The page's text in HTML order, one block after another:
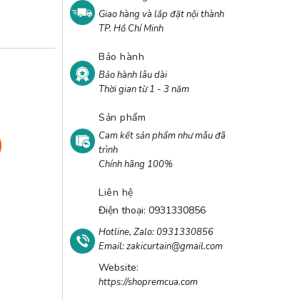
Giao hàng và lắp đặt nội thành
TP. Hồ Chí Minh
Bảo hành
Bảo hành lâu dài
Thời gian từ 1 - 3 năm
Sản phẩm
Cam kết sản phẩm như mẫu đã
trình
Chính hãng 100%
Liên hệ
Điện thoại: 0931330856
Hotline, Zalo: 0931330856
Email: zakicurtain@gmail.com
Website:
https://shopremcua.com